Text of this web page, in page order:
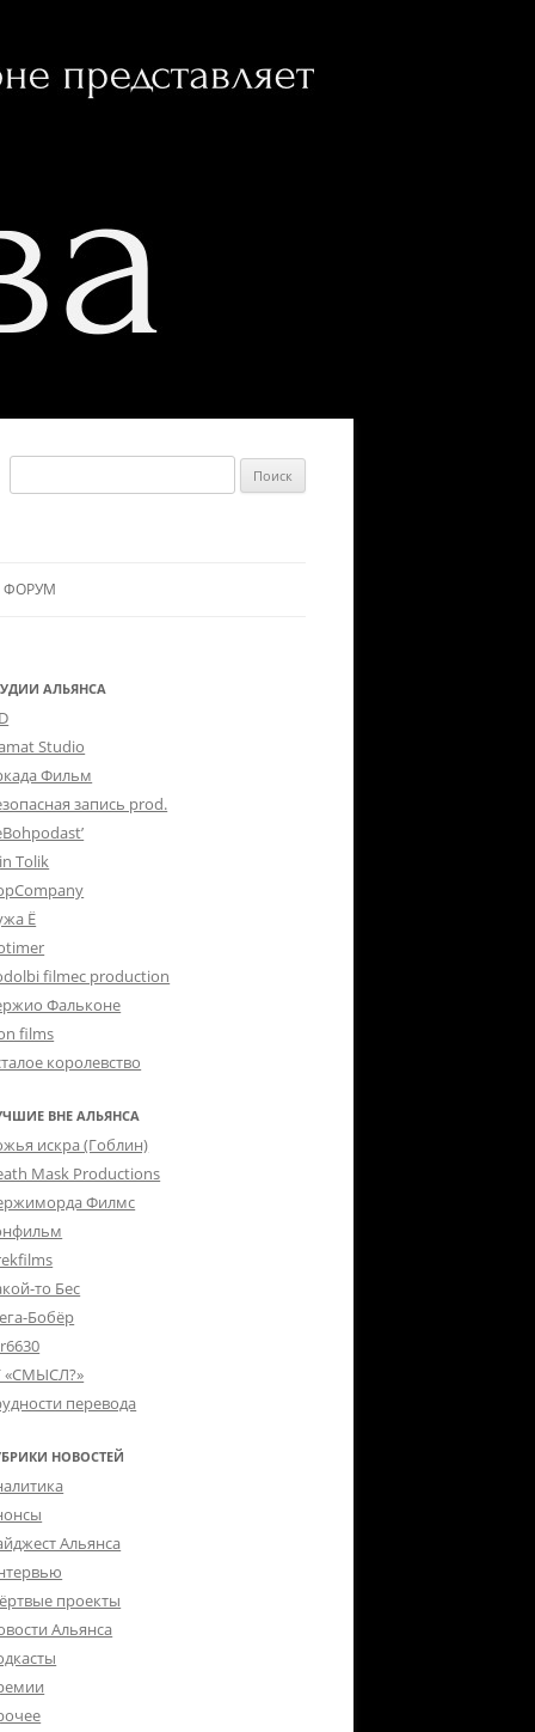
Найти:
В АЛЬЯНС
ФОРУМ
АЛЬЯНСА
Studio
Фильм
запись prod.
Tolik
Ё
filmec production
Фальконе
films
королевство
ВНЕ АЛЬЯНСА
искра (Гоблин)
Mask Productions
Филмс
то Бес
Бобёр
«СМЫСЛ?»
перевода
НОВОСТЕЙ
Альянса
проекты
Альянса